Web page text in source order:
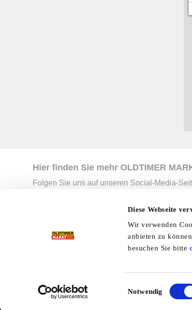
Diese Webseite
Wir verwenden
anbieten zu
besuchen Sie bitte
Notwendig
Hier finden Sie mehr OLDTIMER
Folgen Sie uns auf unseren Social-Media-
Preisliste